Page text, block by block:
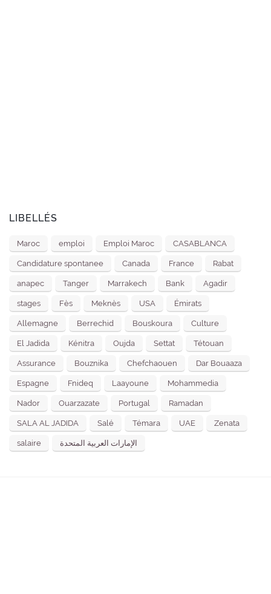
LIBELLÉS
Maroc emploi Emploi Maroc CASABLANCA
Candidature spontanee Canada France Rabat
anapec Tanger Marrakech Bank Agadir
stages Fès Meknès USA Émirats
Allemagne Berrechid Bouskoura Culture
El Jadida Kénitra Oujda Settat Tétouan
Assurance Bouznika Chefchaouen Dar Bouaaza
Espagne Fnideq Laayoune Mohammedia
Nador Ouarzazate Portugal Ramadan
SALA AL JADIDA Salé Témara UAE Zenata
salaire الإمارات العربية المتحدة